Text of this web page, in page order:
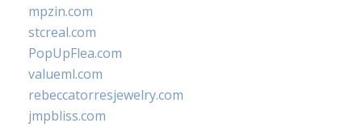
mpzin.com
stcreal.com
PopUpFlea.com
valueml.com
rebeccatorresjewelry.com
jmpbliss.com